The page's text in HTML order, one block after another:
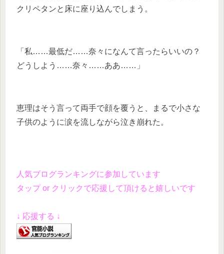
クリペタンと床に座り込んでしまう。
「私……最低だ……奈々になんて言ったらいいの？
どうしよう……奈々……ああ……」
恵理はそう言って両手で顔を覆うと、まるで小さな
子供のように涙を流しながら泣き崩れた。
人気ブログランキングに参加しています
タップ or クリックで応援して頂けると嬉しいです
↓ 応援する ↓